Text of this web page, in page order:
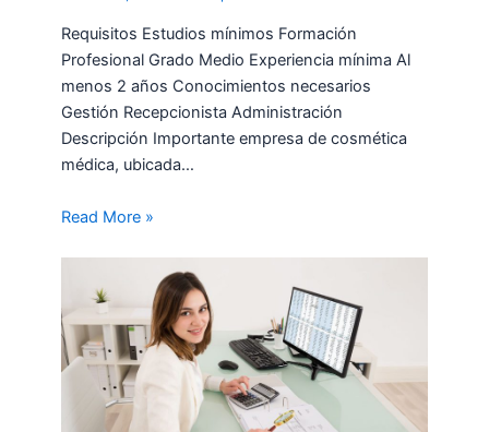
Requisitos Estudios mínimos Formación
Profesional Grado Medio Experiencia mínima Al
menos 2 años Conocimientos necesarios
Gestión Recepcionista Administración
Descripción Importante empresa de cosmética
médica, ubicada…
Read More »